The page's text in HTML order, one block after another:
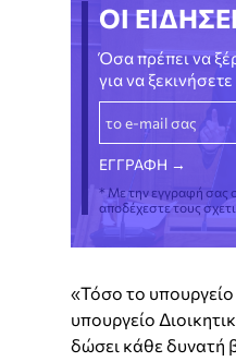
ΟΙ
Όσα πρέπει να
για να
* Με την εγγραφή σας
αποδέχεστε τους
«Τόσο το
υπουργείο
δώσει κάθε δυνατή